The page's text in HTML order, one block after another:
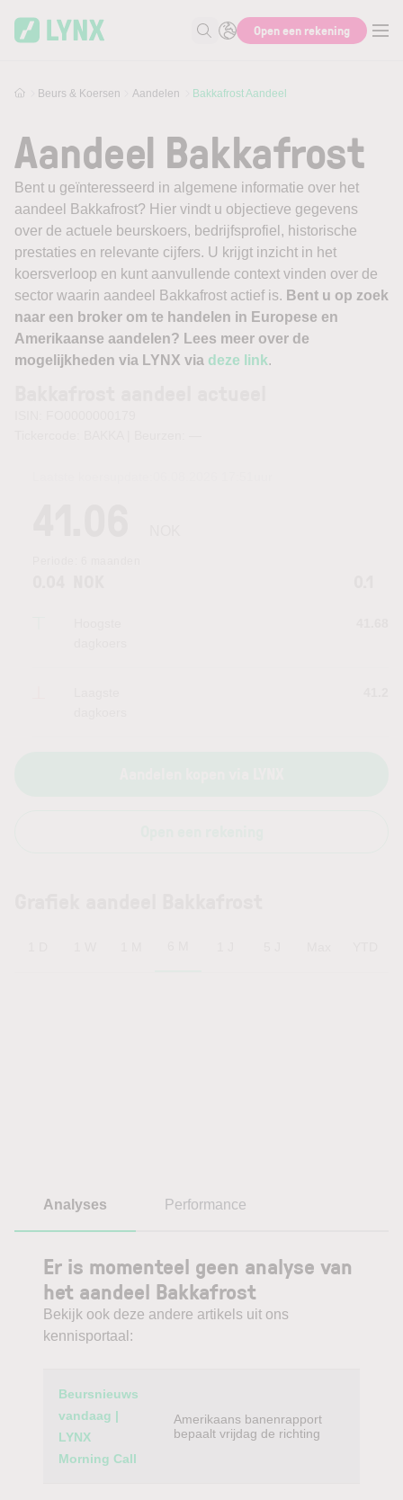
Zoek naar informatie
Open een rekening
Beurs & Koersen Aandelen Bakkafrost Aandeel
Aandeel Bakkafrost
Bent u geïnteresseerd in algemene informatie over het
aandeel Bakkafrost? Hier vindt u objectieve gegevens
over de actuele beurskoers, bedrijfsprofiel, historische
prestaties en relevante cijfers. U krijgt inzicht in het
koersverloop en kunt aanvullende context vinden over de
sector waarin aandeel Bakkafrost actief is. Bent u op zoek
naar een broker om te handelen in Europese en
Amerikaanse aandelen? Lees meer over de
mogelijkheden via LYNX via deze link.
Analyses Performance
Er is momenteel geen analyse van
het aandeel Bakkafrost
Bekijk ook deze andere artikels uit ons
kennisportaal:
Category
Beursnieuws
vandaag |
LYNX
Morning Call
Amerikaans banenrapport
bepaalt vrijdag de richting